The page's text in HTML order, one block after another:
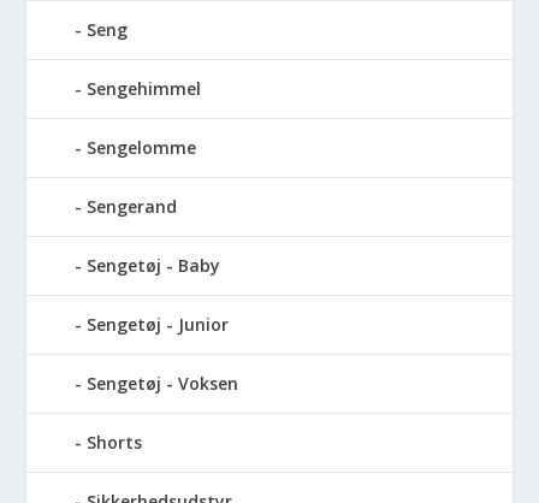
Seng
Sengehimmel
Sengelomme
Sengerand
Sengetøj - Baby
Sengetøj - Junior
Sengetøj - Voksen
Shorts